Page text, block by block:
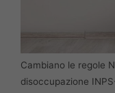
Cambiano le regole
disoccupazione